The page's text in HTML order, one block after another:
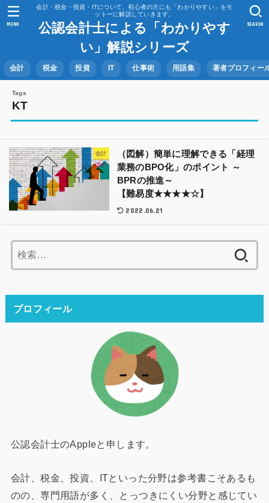
会計・税金・投資・ITについて、初心者の方にも「わかりやすい」をモ
ットーに解説していきます。
公認会計士による「わかりやす
い」解説シリーズ
会計 税金 投資 IT 仕事術 用語集 著者プロフィー
SEARCH
MENU
KT
会計
（図解）簡単に理解できる「経理
業務のBPO化」のポイント ～
BPRの推進～
【難易度★★★★☆】
2022.06.21
索:
プロフィール
公認会計士のAppleと申します。
会計、税金、投資、ITといった分野は参考書こそあるも
のの、専門用語が多く、とっつきにくい分野と感じてい